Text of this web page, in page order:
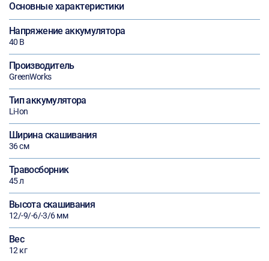
Основные характеристики
Напряжение аккумулятора
40 В
Производитель
GreenWorks
Тип аккумулятора
Li-Ion
Ширина скашивания
36 см
Травосборник
45 л
Высота скашивания
12/-9/-6/-3/6 мм
Вес
12 кг